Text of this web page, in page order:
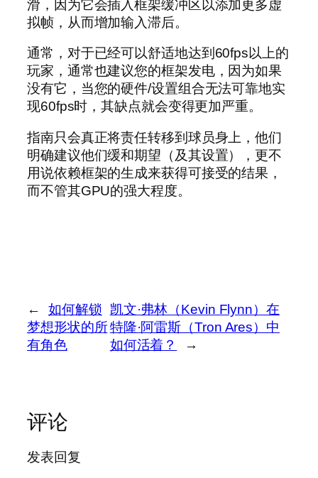
滑，因为它会插入框架缓冲区以添加更多虚
拟帧，从而增加输入滞后。
通常，对于已经可以舒适地达到60fps以上的
玩家，通常也建议您的框架发电，因为如果
没有它，当您的硬件/设置组合无法可靠地实
现60fps时，其缺点就会变得更加严重。
指南只会真正将责任转移到球员身上，他们
明确建议他们缓和期望（及其设置），更不
用说依赖框架的生成来获得可接受的结果，
而不管其GPU的强大程度。
←
如何解锁
梦想形状的所
有角色
凯文·弗林（Kevin Flynn）在
特隆·阿雷斯（Tron Ares）中
如何活着？
→
评论
发表回复